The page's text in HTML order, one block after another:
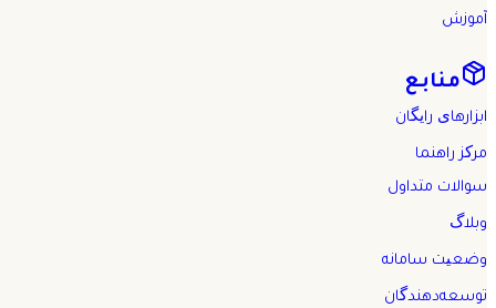
آموزش
منابع
ابزارهای رایگان
مرکز راهنما
سوالات متداول
وبلاگ
وضعیت سامانه
توسعه‌دهندگان